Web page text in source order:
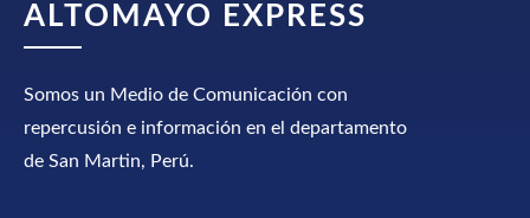
ALTOMAYO EXPRESS
Somos un Medio de Comunicación con
repercusión e información en el departamento
de San Martin, Perú.